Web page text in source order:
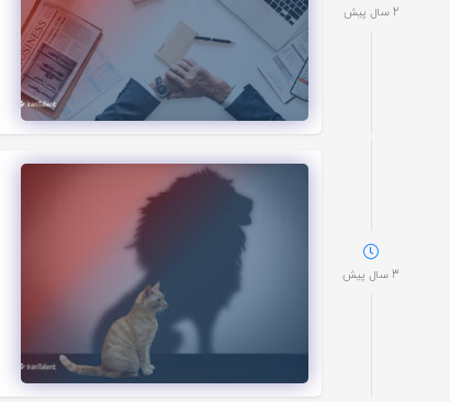
2 سال پیش
3 سال پیش